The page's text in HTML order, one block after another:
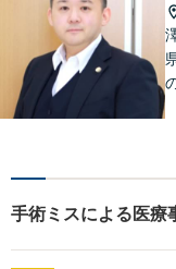
手術ミスによる医療